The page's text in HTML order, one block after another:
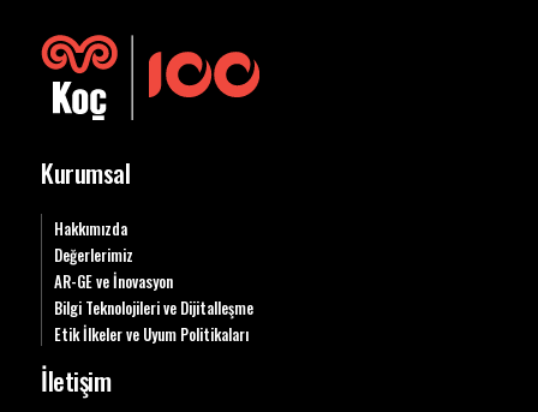
Kurumsal
Hakkımızda
Değerlerimiz
AR-GE ve İnovasyon
Bilgi Teknolojileri ve Dijitalleşme
Etik İlkeler ve Uyum Politikaları
İletişim